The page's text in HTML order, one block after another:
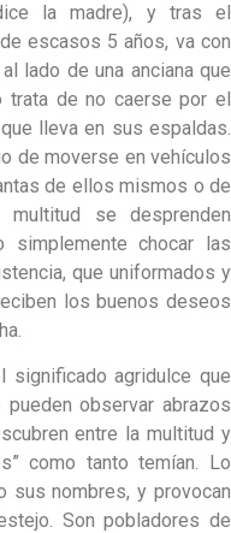
la madre), y tras el
escasos 5 años, va con
lado de una anciana que
trata de no caerse por el
lleva en sus espaldas.
de moverse en vehículos
de ellos mismos o de
se desprenden
simplemente chocar las
que uniformados y
los buenos deseos
significado agridulce que
observar abrazos
entre la multitud y
como tanto temían. Lo
sus nombres, y provocan
Son pobladores de